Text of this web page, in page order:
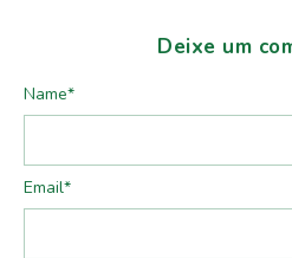
Deixe um
Name*
Email*